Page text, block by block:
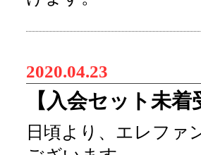
2020.04.23
【入会セット未
日頃より、エレファ